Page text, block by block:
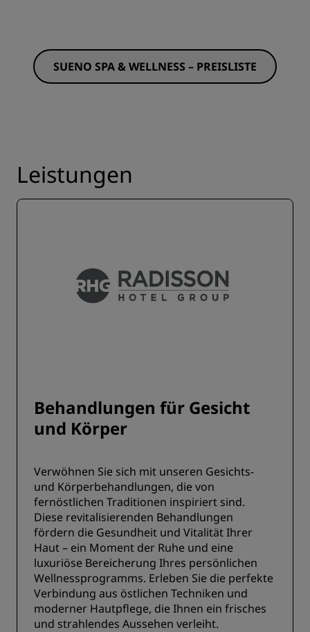
SUENO SPA & WELLNESS – PREISLISTE
Leistungen
Behandlungen für Gesicht
und Körper
Verwöhnen Sie sich mit unseren Gesichts-
und Körperbehandlungen, die von
fernöstlichen Traditionen inspiriert sind.
Diese revitalisierenden Behandlungen
fördern die Gesundheit und Vitalität Ihrer
Haut – ein Moment der Ruhe und eine
luxuriöse Bereicherung Ihres persönlichen
Wellnessprogramms. Erleben Sie die perfekte
Verbindung aus östlichen Techniken und
moderner Hautpflege, die Ihnen ein frisches
und strahlendes Aussehen verleiht.